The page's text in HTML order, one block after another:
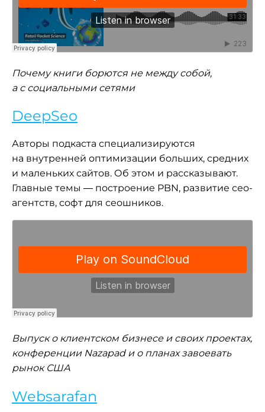
Почему книги борются не между собой,
а с социальными сетями
DeepSeo
Авторы подкаста специализируются
на внутренней оптимизации больших, средних
и маленьких сайтов. Об этом и рассказывают.
Главные темы — построение PBN, развитие сео-
агентств, софт для сеошников.
Выпуск о клиентском бизнесе и своих проектах,
конференции Nazapad и о планах завоевать
рынок США
Websarafan